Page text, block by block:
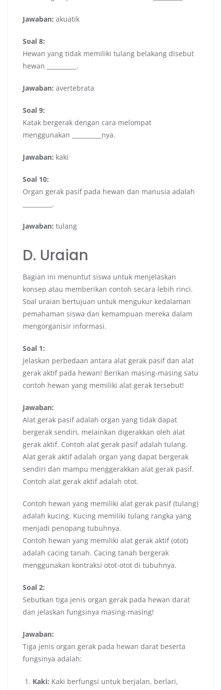
Jawaban: akuatik
Soal 8:
Hewan yang tidak memiliki tulang belakang disebut
hewan __________.
Jawaban: avertebrata
Soal 9:
Katak bergerak dengan cara melompat
menggunakan __________nya.
Jawaban: kaki
Soal 10:
Organ gerak pasif pada hewan dan manusia adalah
__________.
Jawaban: tulang
D. Uraian
Bagian ini menuntut siswa untuk menjelaskan
konsep atau memberikan contoh secara lebih rinci.
Soal uraian bertujuan untuk mengukur kedalaman
pemahaman siswa dan kemampuan mereka dalam
mengorganisir informasi.
Soal 1:
Jelaskan perbedaan antara alat gerak pasif dan alat
gerak aktif pada hewan! Berikan masing-masing satu
contoh hewan yang memiliki alat gerak tersebut!
Jawaban:
Alat gerak pasif adalah organ yang tidak dapat
bergerak sendiri, melainkan digerakkan oleh alat
gerak aktif. Contoh alat gerak pasif adalah tulang.
Alat gerak aktif adalah organ yang dapat bergerak
sendiri dan mampu menggerakkan alat gerak pasif.
Contoh alat gerak aktif adalah otot.
Contoh hewan yang memiliki alat gerak pasif (tulang)
adalah kucing. Kucing memiliki tulang rangka yang
menjadi penopang tubuhnya.
Contoh hewan yang memiliki alat gerak aktif (otot)
adalah cacing tanah. Cacing tanah bergerak
menggunakan kontraksi otot-otot di tubuhnya.
Soal 2:
Sebutkan tiga jenis organ gerak pada hewan darat
dan jelaskan fungsinya masing-masing!
Jawaban:
Tiga jenis organ gerak pada hewan darat beserta
fungsinya adalah:
Kaki: Kaki berfungsi untuk berjalan, berlari,